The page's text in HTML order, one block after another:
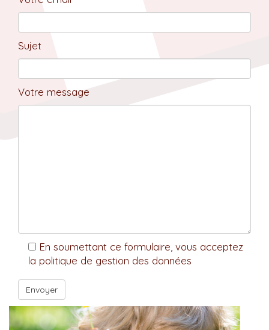
Sujet
Votre message
En soumettant ce formulaire, vous acceptez
la politique de gestion des données